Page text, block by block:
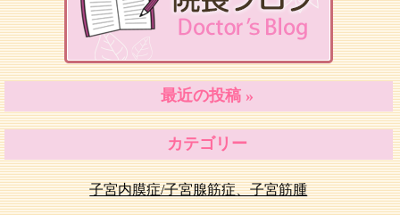
最近の投稿 »
カテゴリー
子宮内膜症/子宮腺筋症、子宮筋腫